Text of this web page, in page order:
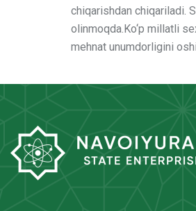
chiqarishdan chiqariladi.
olinmoqda.Ko‘p millatli
mehnat unumdorligini